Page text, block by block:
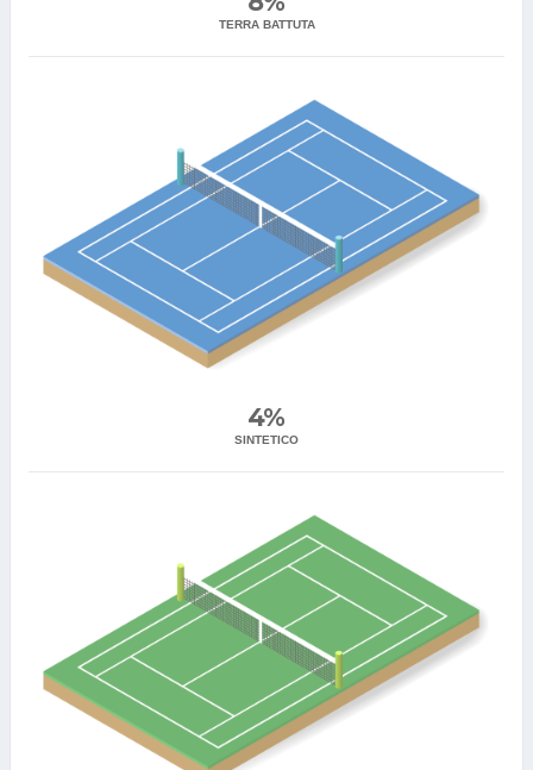
TERRA BATTUTA
4%
SINTETICO